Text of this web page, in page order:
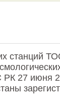
станций
27 июня